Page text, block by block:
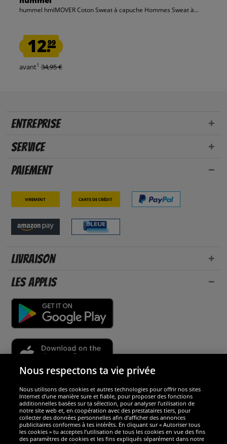
hummel hmlMOVER Coton Sweat à capuche Hommes Sweat à...
12.99
avant1 34,95 €
Entreprise
Service
Paiement
Virement Carte de crédit
Livraison
Les applis
Sécurité
Nous sommes excellents
Nous respectons ta vie privée
Nous utilisons des cookies et autres technologies pour offrir nos sites
Internet d’une manière sure et fiable, pour proposer des fonctions
additionnelles basées sur ta sélection, pour analyser l’utilisation de
notre site web et, en coopération avec des prestataires tiers, pour
collecter des données personnelles afin d’afficher des annonces
publicitaires conformes à tes intérêts. En cliquant sur « Autoriser tous
les cookies » tu acceptes l’utilisation de tous les cookies en vue des fins
des paramètres de cookies et les fins expliqués séparément dans notre